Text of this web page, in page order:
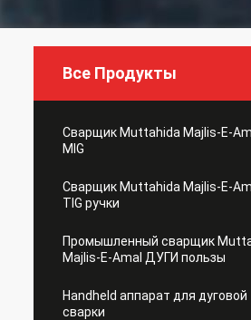
Все Продукты
Сварщик Muttahida Majlis-E-
MIG
Сварщик Muttahida Majlis-E-
TIG ручки
Промышленный сварщик
Majlis-E-Amal ДУГИ пользы
Handheld аппарат для дуговой
сварки